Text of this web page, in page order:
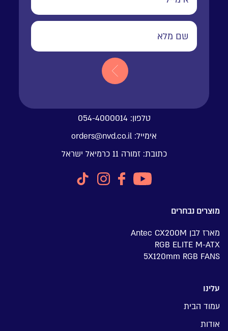
טלפון: 054-4000014
אימייל: orders@nvd.co.il
כתובת: זמורה 11 כרמיאל ישראל
מוצרים נבחרים
מארז לבן Antec CX200M
RGB ELITE M-ATX
5X120mm RGB FANS
עלינו
עמוד הבית
אודות